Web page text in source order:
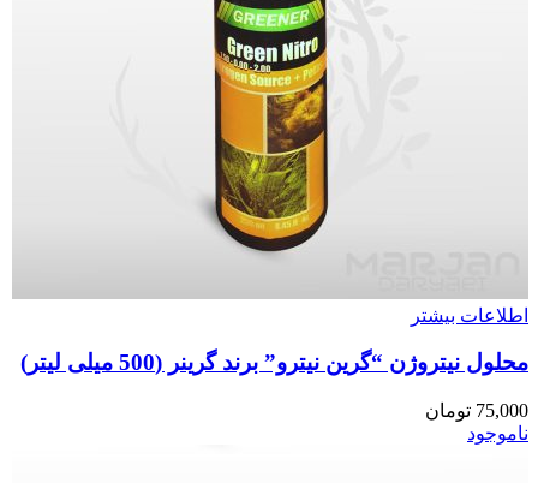
اطلاعات بیشتر
محلول نیتروژن “گرین نیترو” برند گرینر (500 میلی لیتر)
75,000 تومان
ناموجود